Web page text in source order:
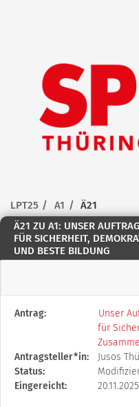
Startseite
LPT25 A1
Ä21
Ä21 ZU A1: UNSER
FÜR SICHERHEIT,
UND BESTE BILDUNG
Diese
den
Status,
die
Antrag:
Unser
für
Antragsteller*in:
Jusos
Status:
Eingereicht: